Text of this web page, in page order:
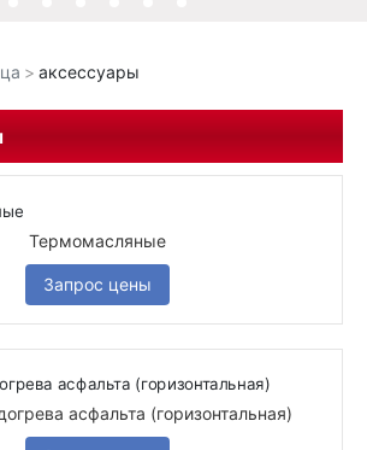
аксессуары
Термомасляные
Запрос цены
асфальта (горизонтальная)